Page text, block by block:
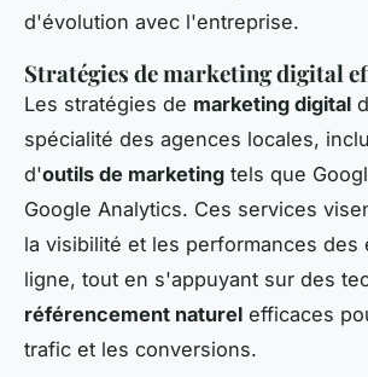
d'évolution avec l'entreprise.
Stratégies de marketing digital
Les stratégies de marketing digital
spécialité des agences locales,
d'outils de marketing tels que
Google Analytics. Ces services
la visibilité et les performances des
ligne, tout en s'appuyant sur des
référencement naturel efficaces
trafic et les conversions.